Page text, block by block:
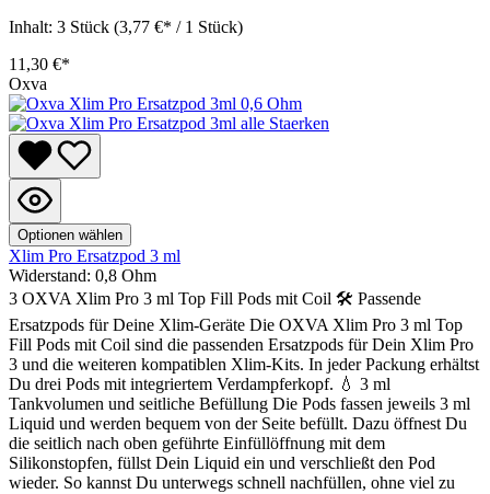
Inhalt: 3 Stück (3,77 €* / 1 Stück)
11,30 €*
Oxva
Optionen wählen
Xlim Pro Ersatzpod 3 ml
Widerstand: 0,8 Ohm
3 OXVA Xlim Pro 3 ml Top Fill Pods mit Coil 🛠️ Passende
Ersatzpods für Deine Xlim-Geräte Die OXVA Xlim Pro 3 ml Top
Fill Pods mit Coil sind die passenden Ersatzpods für Dein Xlim Pro
3 und die weiteren kompatiblen Xlim-Kits. In jeder Packung erhältst
Du drei Pods mit integriertem Verdampferkopf. 💧 3 ml
Tankvolumen und seitliche Befüllung Die Pods fassen jeweils 3 ml
Liquid und werden bequem von der Seite befüllt. Dazu öffnest Du
die seitlich nach oben geführte Einfüllöffnung mit dem
Silikonstopfen, füllst Dein Liquid ein und verschließt den Pod
wieder. So kannst Du unterwegs schnell nachfüllen, ohne viel zu